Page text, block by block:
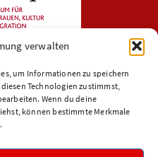
verwalten
um Informationen zu speichern
Technologien zustimmst,
Wenn du deine
können bestimmte Merkmale